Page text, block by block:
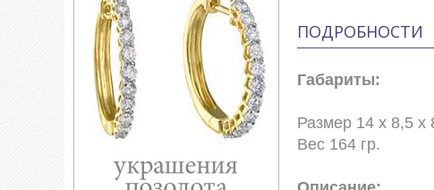
ПОДРОБНОСТИ
Габариты:
Размер 14 х 8,5 х
Вес 164 гр.